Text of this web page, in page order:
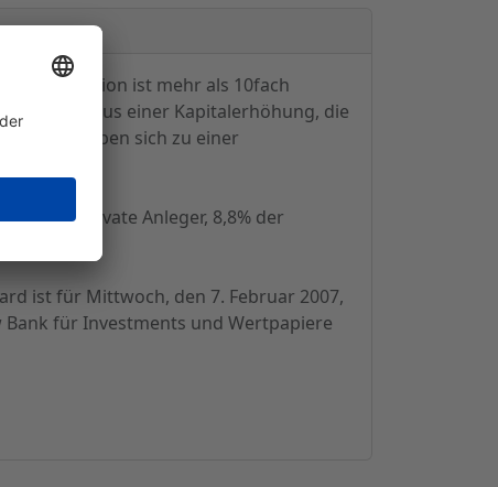
Die Emission ist mehr als 10fach
aus einer Kapitalerhöhung, die
haben sich zu einer
an private Anleger, 8,8% der
ist für Mittwoch, den 7. Februar 2007,
für Investments und Wertpapiere